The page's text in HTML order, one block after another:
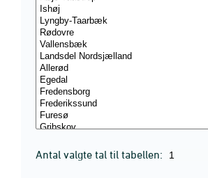
Antal valgte tal til tabellen: